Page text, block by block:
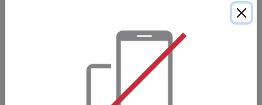
日本樂天市場不支持丟單查詢。
只有在rakuten.co.jp交易的訂單才能獲得獎勵。於
rakuten.co.jp以外的鏈接交易的訂單不會獲得任何獎勵。樂
天國際市場訂單不會獲得獎勵。
獎勵只適用於食品飲料、女性時尚、男性時尚、內衣睡衣、
珠寶首飾、鞋履包袋、生活小物件、品牌商品、酒、點心零
食、母嬰。購買其他類別產品會獲得較少獎勵。